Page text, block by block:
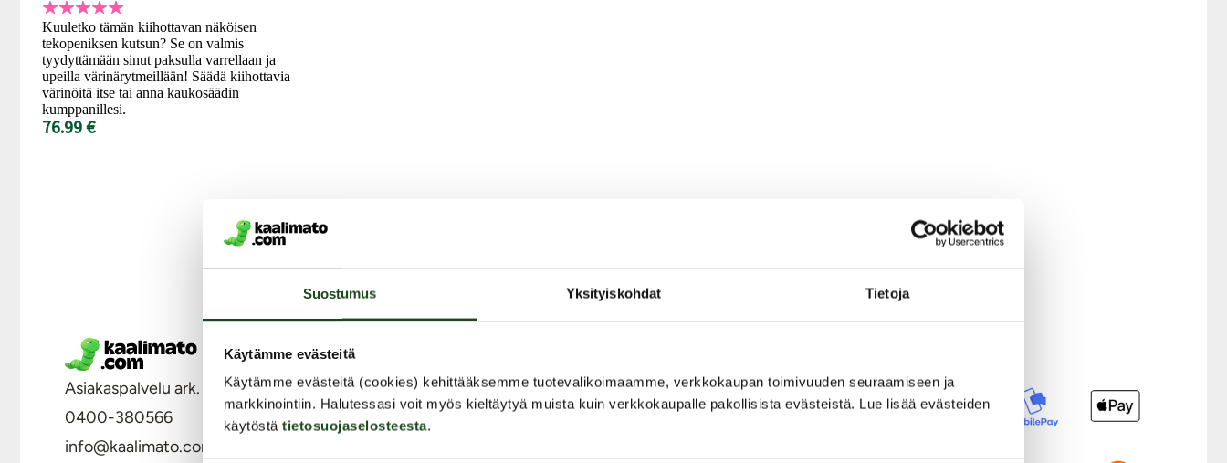
Suostumus Yksityiskohdat Tietoja
Käytämme evästeitä
Käytämme evästeitä (cookies) kehittääksemme tuotevalikoimaamme, verkkokaupan toimivuuden seuraamiseen ja
markkinointiin. Halutessasi voit myös kieltäytyä muista kuin verkkokaupalle pakollisista evästeistä. Lue lisää evästeiden
käytöstä tietosuojaselosteesta.
Kuuletko tämän kiihottavan näköisen
tekopeniksen kutsun? Se on valmis
tyydyttämään sinut paksulla varrellaan ja
upeilla värinärytmeillään! Säädä kiihottavia
värinöitä itse tai anna kaukosäädin
kumppanillesi.
76.99 €
Asiakaspalvelu ark. 8 - 15
0400-380566
info@kaalimato.com
Laaja ja monipuolinen valikoima eroottisia tuotteita
Arkisin ennen klo 14 tehdyt tilaukset lähetetään vielä
samana päivänä